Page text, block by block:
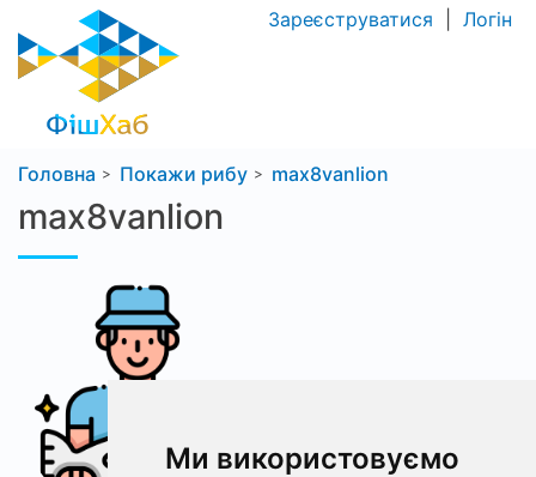
Ми використовуємо
Зареєструватися Логін
Головна Покажи рибу max8vanlion
max8vanlion